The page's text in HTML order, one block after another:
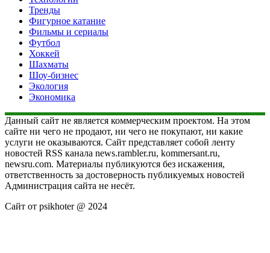
Тренды
Фигурное катание
Фильмы и сериалы
Футбол
Хоккей
Шахматы
Шоу-бизнес
Экология
Экономика
Данный сайт не является коммерческим проектом. На этом
сайте ни чего не продают, ни чего не покупают, ни какие
услуги не оказываются. Сайт представляет собой ленту
новостей RSS канала news.rambler.ru, kommersant.ru,
newsru.com. Материалы публикуются без искажения,
ответственность за достоверность публикуемых новостей
Администрация сайта не несёт.
Сайт от psikhoter @ 2024